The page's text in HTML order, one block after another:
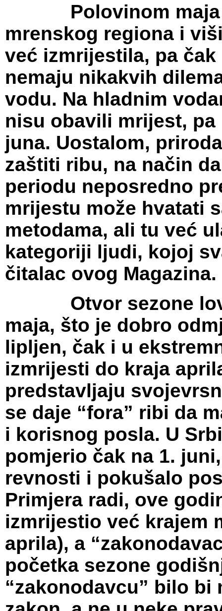
Polovinom maja
mrenskog regiona i
već izmrijestila, pa
nemaju nikakvih
vodu. Na hladnim
nisu obavili mrijest,
juna. Uostalom,
zaštiti ribu, na način
periodu neposredno
mrijestu može hvatati
metodama, ali tu već
kategoriji ljudi, kojoj
čitalac ovog Magazina.
Otvor sezone lova
maja, što je dobro
lipljen, čak i u
izmrijesti do kraja
predstavljaju
se daje “fora” ribi da
i korisnog posla. U
pomjerio čak na 1.
revnosti i pokušalo
Primjera radi, ove
izmrijestio već krajem
aprila), a
početka sezone
“zakonodavcu” bilo bi